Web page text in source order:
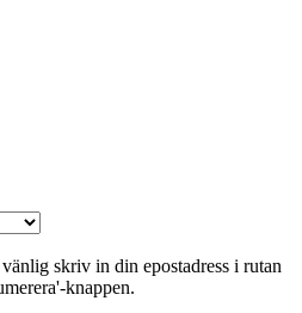
skriv in din epostadress i rutan
knappen.